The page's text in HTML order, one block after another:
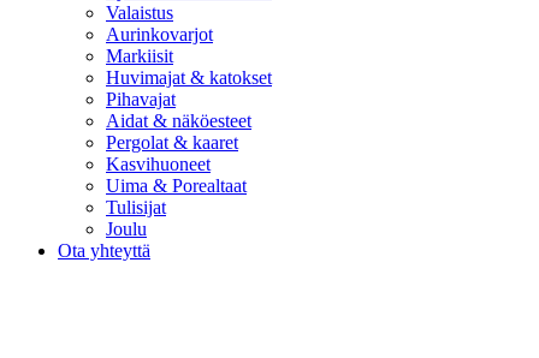
Valaistus
Aurinkovarjot
Markiisit
Huvimajat & katokset
Pihavajat
Aidat & näköesteet
Pergolat & kaaret
Kasvihuoneet
Uima & Porealtaat
Tulisijat
Joulu
Ota yhteyttä